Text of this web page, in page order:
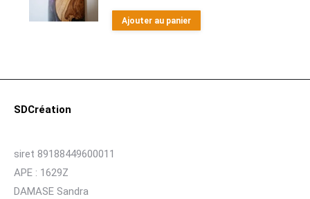
Ajouter au panier
SDCréation
siret 89188449600011
APE : 1629Z
DAMASE Sandra